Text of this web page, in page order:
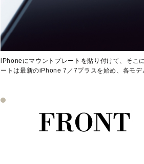
iPhoneにマウントプレートを貼り付けて、そこ
ートは最新のiPhone 7／7プラスを始め、各モデ